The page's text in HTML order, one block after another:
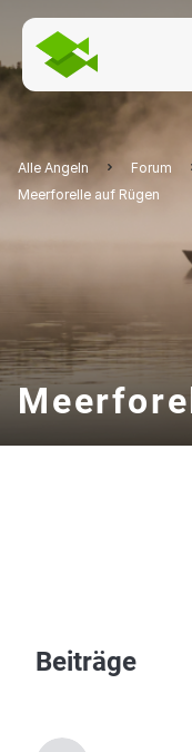
Alle Angeln Forum
Meerforelle auf Rügen
Beiträge